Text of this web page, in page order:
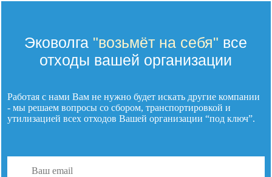
Эковолга "возьмёт на себя" все
отходы вашей организации
Работая с нами Вам не нужно будет искать другие компании
- мы решаем вопросы со сбором, транспортировкой и
утилизациейвсех отходов Вашей организации “под ключ”.